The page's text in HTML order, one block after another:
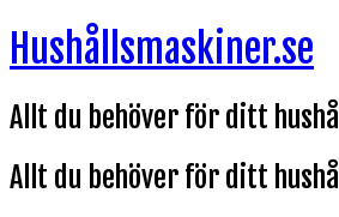
Hoppa
till
Hushållsmaskiner.se
Allt du behöver för ditt hushåll
Allt du behöver för ditt hushåll